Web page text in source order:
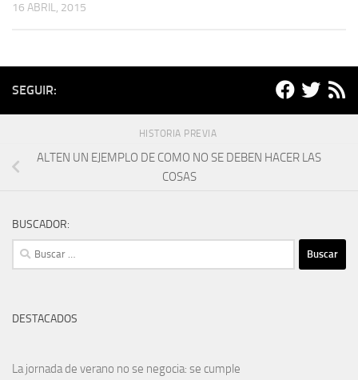
16 ABRIL, 2015
SEGUIR:
HISTORIA PREVIA
ALTEN UN EJEMPLO DE COMO NO SE DEBEN HACER LAS
COSAS
BUSCADOR:
Buscar:
DESTACADOS
La jornada de verano no se negocia: se cumple